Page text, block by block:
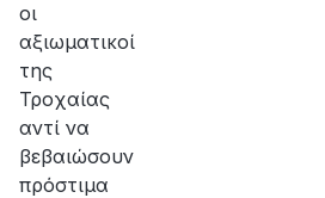
οι
αξιωματικοί
της
Τροχαίας
αντί να
βεβαιώσουν
πρόστιμα